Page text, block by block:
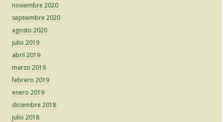
noviembre 2020
septiembre 2020
agosto 2020
julio 2019
abril 2019
marzo 2019
febrero 2019
enero 2019
diciembre 2018
julio 2018